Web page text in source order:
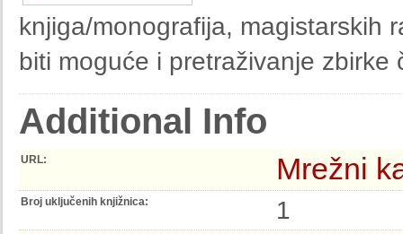
knjiga/monografija, magistarskih
biti moguće i pretraživanje
Additional Info
URL: Mrežni
Broj uključenih knjižnica: 1